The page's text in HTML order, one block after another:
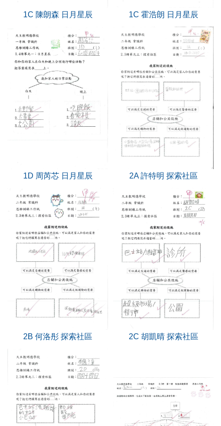
1C 陳朗森 日月星辰 1C 霍浩朗 日月星辰
1D 周芮芯 日月星辰 2A 許特明 探索社區
2B 何洛彤 探索社區 2C 胡凱晴 探索社區